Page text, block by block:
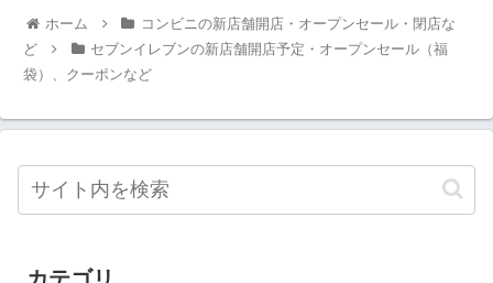
ホーム
コンビニの新店舗開店・オープンセール・閉店な
ど
セブンイレブンの新店舗開店予定・オープンセール（福
袋）、クーポンなど